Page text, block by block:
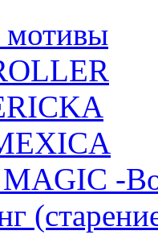
мотивы
-